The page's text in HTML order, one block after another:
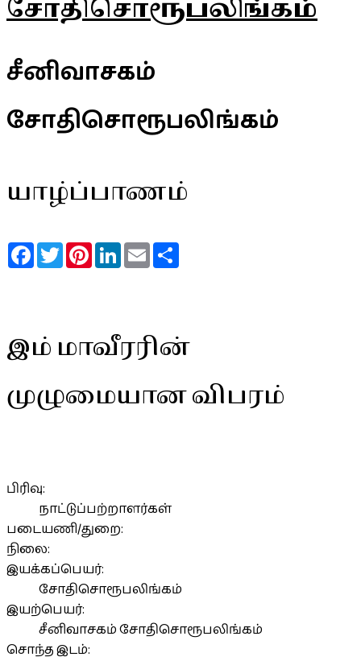
சோதிசொரூபலிங்கம்
சீனிவாசகம்
சோதிசொரூபலிங்கம்
யாழ்ப்பாணம்
FacebookTwitterPinterestLinkedInEmail
இம் மாவீரரின்
முழுமையான விபரம்
பிரிவு:
நாட்டுப்பற்றாளர்கள்
படையணி/துறை:
நிலை:
இயக்கப்பெயர்:
சோதிசொரூபலிங்கம்
இயற்பெயர்:
சீனிவாசகம் சோதிசொரூபலிங்கம்
சொந்த இடம்: